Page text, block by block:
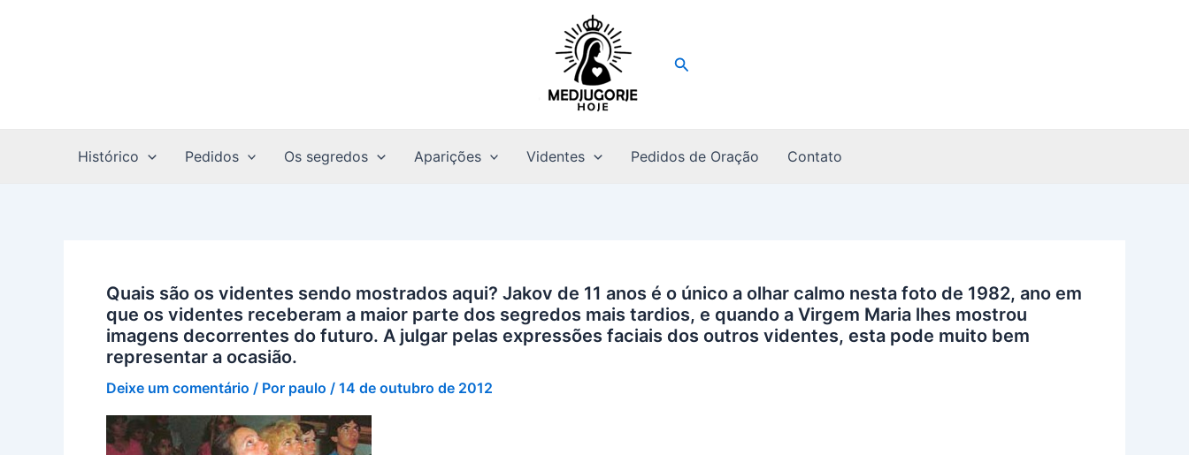
Pesquisar
Histórico Pedidos Os segredos Aparições Videntes Pedidos de Oração Contato
Quais são os videntes sendo mostrados aqui? Jakov de 11 anos é o único a olhar calmo nesta foto de 1982, ano em
que os videntes receberam a maior parte dos segredos mais tardios, e quando a Virgem Maria lhes mostrou
imagens decorrentes do futuro. A julgar pelas expressões faciais dos outros videntes, esta pode muito bem
representar a ocasião.
Deixe um comentário / Por paulo / 14 de outubro de 2012